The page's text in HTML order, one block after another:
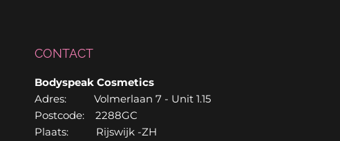
CONTACT
Bodyspeak Cosmetics
Adres: Volmerlaan 7 - Unit 1.15
Postcode: 2288GC
Plaats: Rijswijk -ZH